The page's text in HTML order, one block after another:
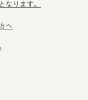
なります。
へ